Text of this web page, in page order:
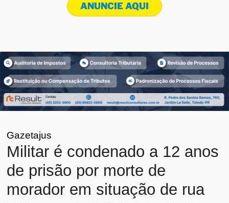
ANUNCIE AQUI
Gazetajus
Militar é condenado a 12 anos
de prisão por morte de
morador em situação de rua